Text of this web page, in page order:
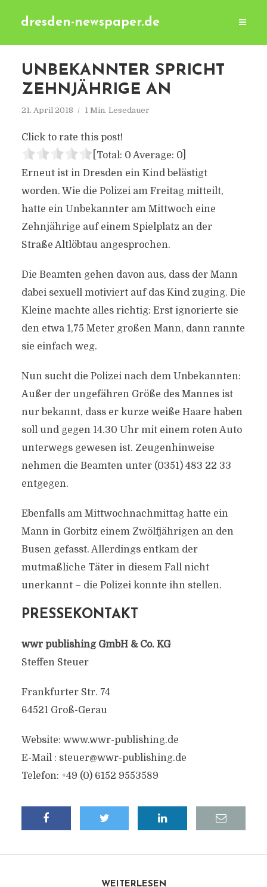
dresden-newspaper.de
UNBEKANNTER SPRICHT
ZEHNJÄHRIGE AN
21. April 2018 1 Min. Lesedauer
Click to rate this post!
[Total: 0 Average: 0]
Erneut ist in Dresden ein Kind belästigt
worden. Wie die Polizei am Freitag mitteilt,
hatte ein Unbekannter am Mittwoch eine
Zehnjährige auf einem Spielplatz an der
Straße Altlöbtau angesprochen.
Die Beamten gehen davon aus, dass der Mann
dabei sexuell motiviert auf das Kind zuging. Die
Kleine machte alles richtig: Erst ignorierte sie
den etwa 1,75 Meter großen Mann, dann rannte
sie einfach weg.
Nun sucht die Polizei nach dem Unbekannten:
Außer der ungefähren Größe des Mannes ist
nur bekannt, dass er kurze weiße Haare haben
soll und gegen 14.30 Uhr mit einem roten Auto
unterwegs gewesen ist. Zeugenhinweise
nehmen die Beamten unter (0351) 483 22 33
entgegen.
Ebenfalls am Mittwochnachmittag hatte ein
Mann in Gorbitz einem Zwölfjährigen an den
Busen gefasst. Allerdings entkam der
mutmaßliche Täter in diesem Fall nicht
unerkannt – die Polizei konnte ihn stellen.
PRESSEKONTAKT
wwr publishing GmbH & Co. KG
Steffen Steuer
Frankfurter Str. 74
64521 Groß-Gerau
Website: www.wwr-publishing.de
E-Mail : steuer@wwr-publishing.de
Telefon: +49 (0) 6152 9553589
WEITERLESEN